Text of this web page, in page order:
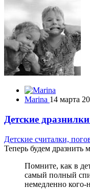
Marina 14 марта
Детские
Детские считалки,
Теперь будем
Помните, как в
самый полный
немедленно кого-